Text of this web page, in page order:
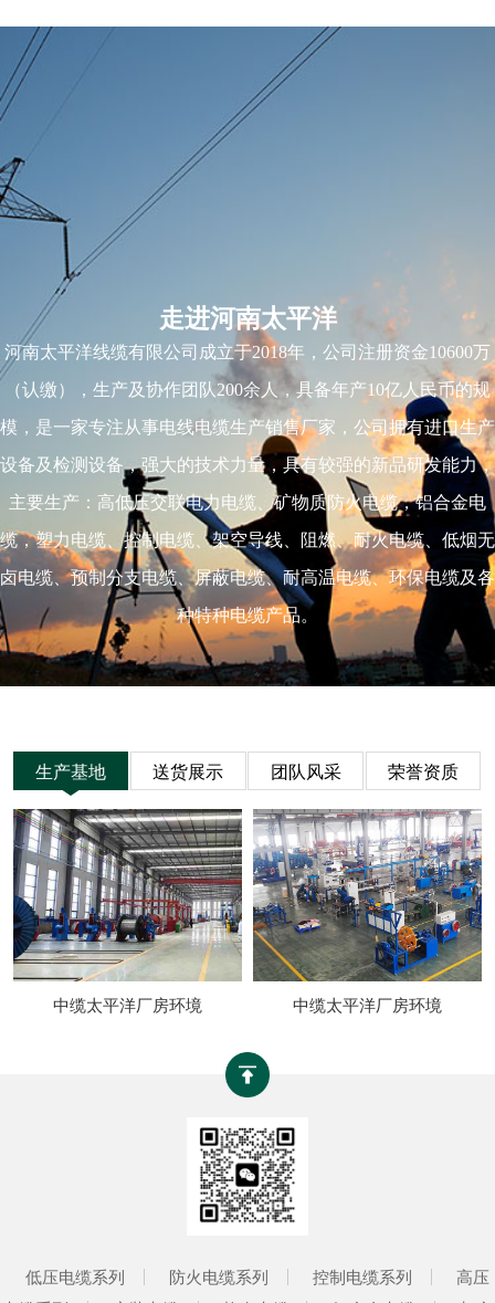
走进河南太平洋
河南太平洋线缆有限公司成立于2018年，公司注册资金10600万
（认缴），生产及协作团队200余人，具备年产10亿人民币的规
模，是一家专注从事电线电缆生产销售厂家，公司拥有进口生产
设备及检测设备，强大的技术力量，具有较强的新品研发能力，
主要生产：高低压交联电力电缆、矿物质防火电缆，铝合金电
缆，塑力电缆、控制电缆、架空导线、阻燃、耐火电缆、低烟无
卤电缆、预制分支电缆、屏蔽电缆、耐高温电缆、环保电缆及各
种特种电缆产品。
生产基地 送货展示 团队风采 荣誉资质
中缆太平洋厂房环境 中缆太平洋厂房环境
低压电缆系列 防火电缆系列 控制电缆系列
高压